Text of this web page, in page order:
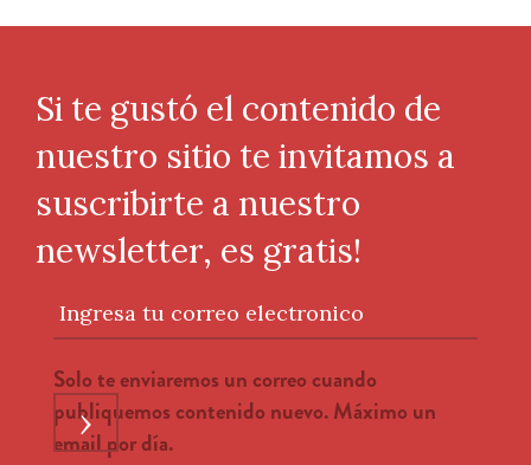
Si te gustó el contenido de
nuestro sitio te invitamos a
suscribirte a nuestro
newsletter, es gratis!
Ingresa tu correo electronico
Solo te enviaremos un correo cuando
publiquemos contenido nuevo. Máximo un
email por día.
›